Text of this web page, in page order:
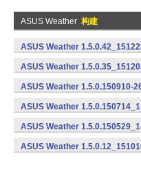
ASUS Weather 构建
ASUS Weather
ASUS Weather
ASUS Weather 1.5.0.150910-
ASUS Weather
ASUS Weather
ASUS Weather